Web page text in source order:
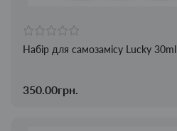
Набір для самозамісу Lucky 30ml
350.00грн.